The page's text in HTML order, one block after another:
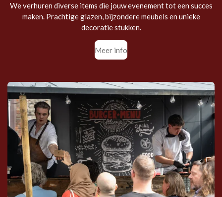
We verhuren diverse items die jouw evenement tot een succes
maken. Prachtige glazen, bijzondere meubels en unieke
decoratie stukken.
Meer info